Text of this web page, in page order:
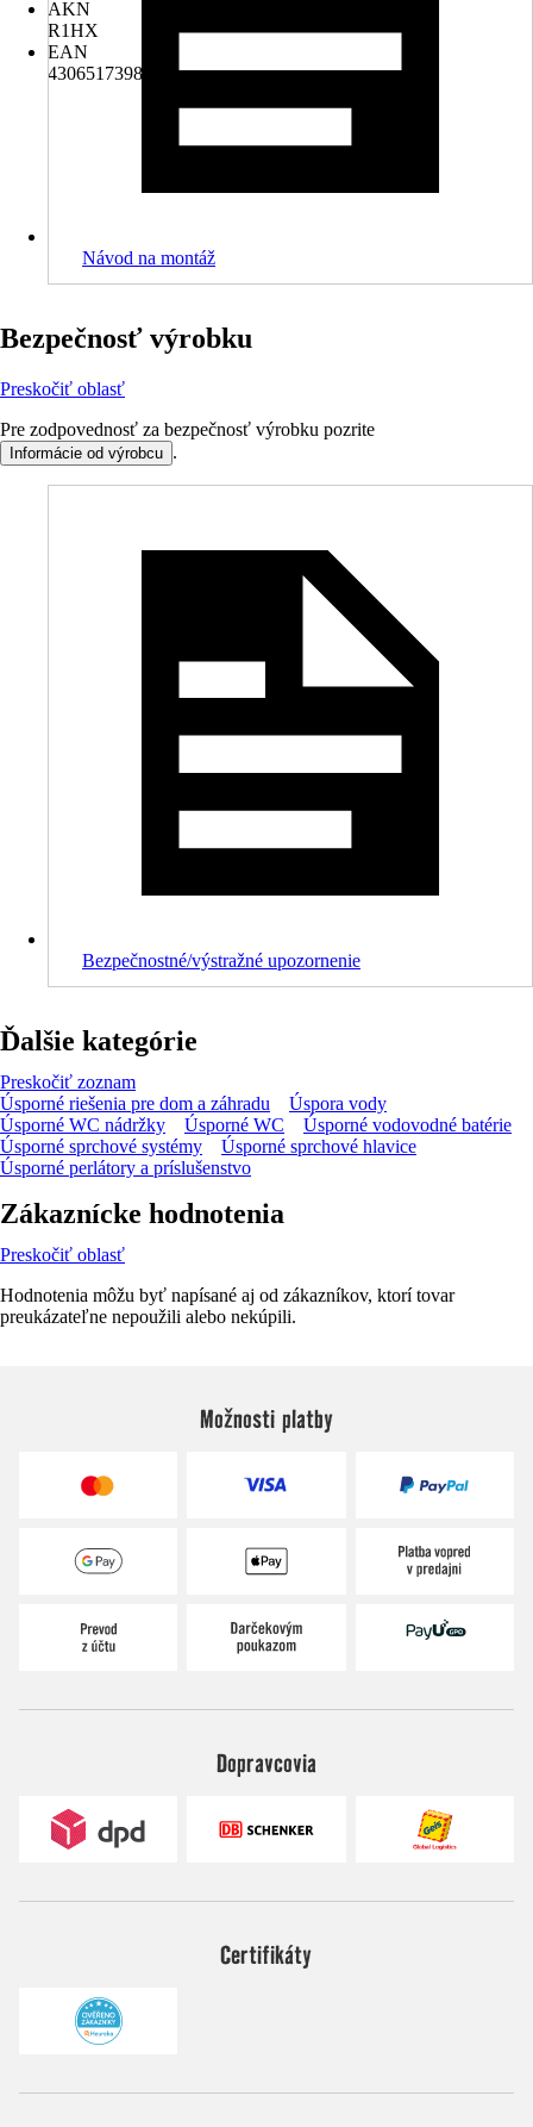
AKN
R1HX
EAN
4306517398934
Návod na montáž
Bezpečnosť výrobku
Preskočiť oblasť
Pre zodpovednosť za bezpečnosť výrobku pozrite
Informácie od výrobcu .
Bezpečnostné/výstražné upozornenie
Ďalšie kategórie
Preskočiť zoznam
Úsporné riešenia pre dom a záhradu
Úspora vody
Úsporné WC nádržky
Úsporné WC
Úsporné vodovodné batérie
Úsporné sprchové systémy
Úsporné sprchové hlavice
Úsporné perlátory a príslušenstvo
Zákaznícke hodnotenia
Preskočiť oblasť
Hodnotenia môžu byť napísané aj od zákazníkov, ktorí tovar
preukázateľne nepoužili alebo nekúpili.
Možnosti platby
Dopravcovia
Certifikáty